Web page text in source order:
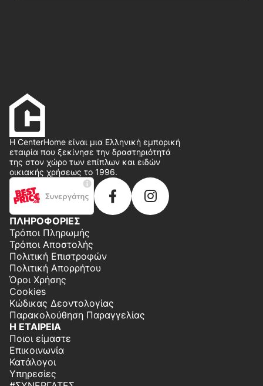
Η CenterHome είναι μια Ελληνική εμπορική
εταιρία που ξεκίνησε την δραστηριότητά
της στον χώρο των επίπλων και ειδών
οικιακής χρήσεως το 1996.
ΠΛΗΡΟΦΟΡΙΕΣ
Τρόποι Πληρωμής
Τρόποι Αποστολής
Πολιτική Επιστροφών
Πολιτική Απορρήτου
Όροι Χρήσης
Cookies
Κώδικας Δεοντολογίας
Παρακολούθηση Παραγγελίας
Η ΕΤΑΙΡΕΙΑ
Ποιοι είμαστε
Επικοινωνία
Κατάλογοι
Υπηρεσίες